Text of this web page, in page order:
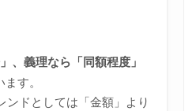
、義理なら「同額程度」
す。
ンドとしては「金額」より